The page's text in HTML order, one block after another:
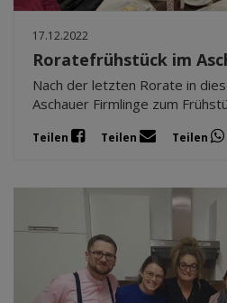
17.12.2022
Roratefrühstück im
Nach der letzten Rorate in
Aschauer Firmlinge zum
Teilen Teilen Teilen